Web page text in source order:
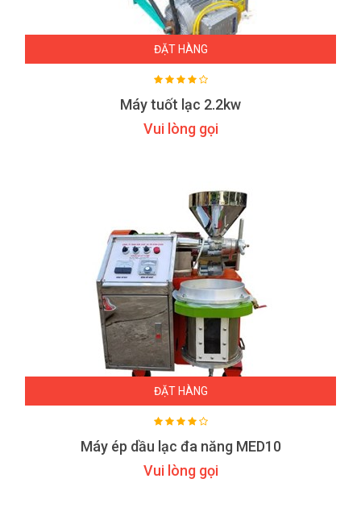
ĐẶT HÀNG
Máy tuốt lạc 2.2kw
Vui lòng gọi
ĐẶT HÀNG
Máy ép dầu lạc đa năng MED10
Vui lòng gọi